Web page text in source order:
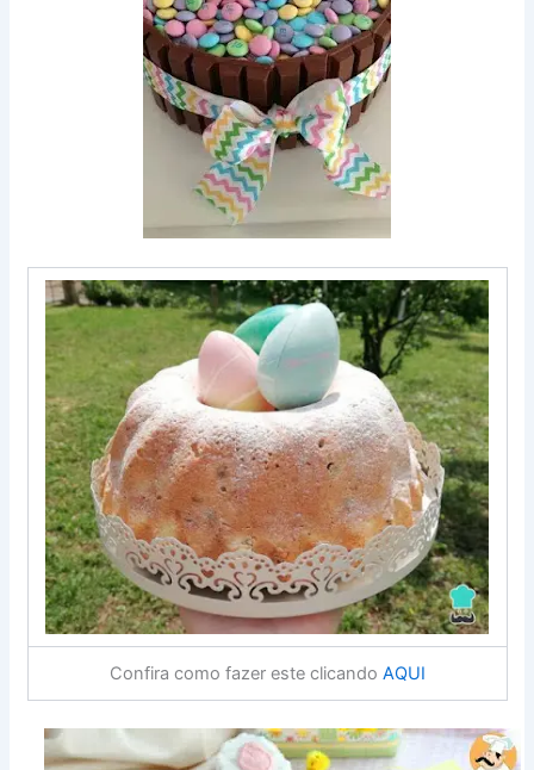
Confira como fazer este clicando AQUI